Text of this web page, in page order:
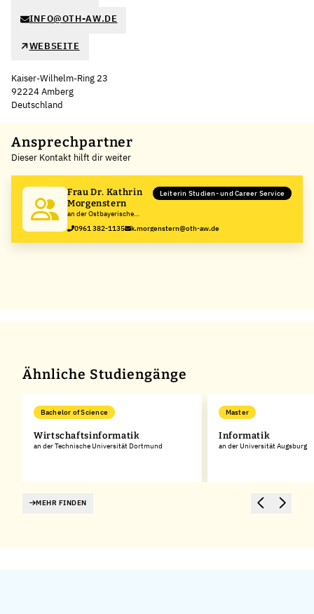
INFO@OTH-AW.DE
WEBSEITE
Kaiser-Wilhelm-Ring 23
92224 Amberg
Deutschland
+
−
Ansprechpartner
Dieser Kontakt hilft dir weiter
Frau Dr. Kathrin
Morgenstern
an der Ostbayerische
Technische Hochschule
Amberg-Weiden
Leiterin Studien- und Career Service
0961 382-1135 k.morgenstern@oth-aw.de
Ähnliche Studiengänge
Bachelor of Science
Wirtschaftsinformatik
an der Technische Universität Dortmund
Master
Informatik
an der Universität Augsburg
MEHR FINDEN